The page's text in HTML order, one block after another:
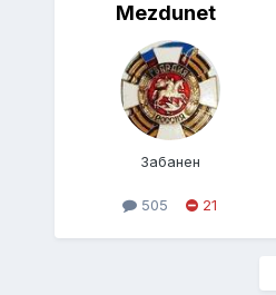
Mezdunet
Забанен
505 21